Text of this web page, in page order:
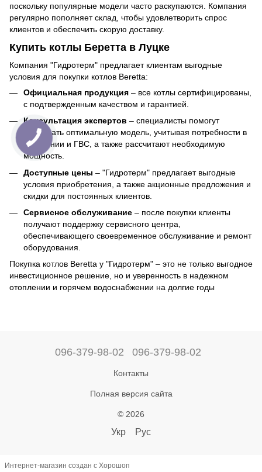
поскольку популярные модели часто раскупаются. Компания
регулярно пополняет склад, чтобы удовлетворить спрос
клиентов и обеспечить скорую доставку.
Купить котлы Беретта в Луцке
Компания "Гидротерм" предлагает клиентам выгодные
условия для покупки котлов Beretta:
Официальная продукция – все котлы сертифицированы,
с подтвержденным качеством и гарантией.
Консультация экспертов – специалисты помогут
подобрать оптимальную модель, учитывая потребности в
отоплении и ГВС, а также рассчитают необходимую
мощность.
Доступные цены – "Гидротерм" предлагает выгодные
условия приобретения, а также акционные предложения и
скидки для постоянных клиентов.
Сервисное обслуживание – после покупки клиенты
получают поддержку сервисного центра,
обеспечивающего своевременное обслуживание и ремонт
оборудования.
Покупка котлов Beretta у "Гидротерм" – это не только выгодное
инвестиционное решение, но и уверенность в надежном
отоплении и горячем водоснабжении на долгие годы
096-379-98-02 096-379-98-02
Контакты
Полная версия сайта
© 2026
Укр Рус
Интернет-магазин создан с Хорошоп